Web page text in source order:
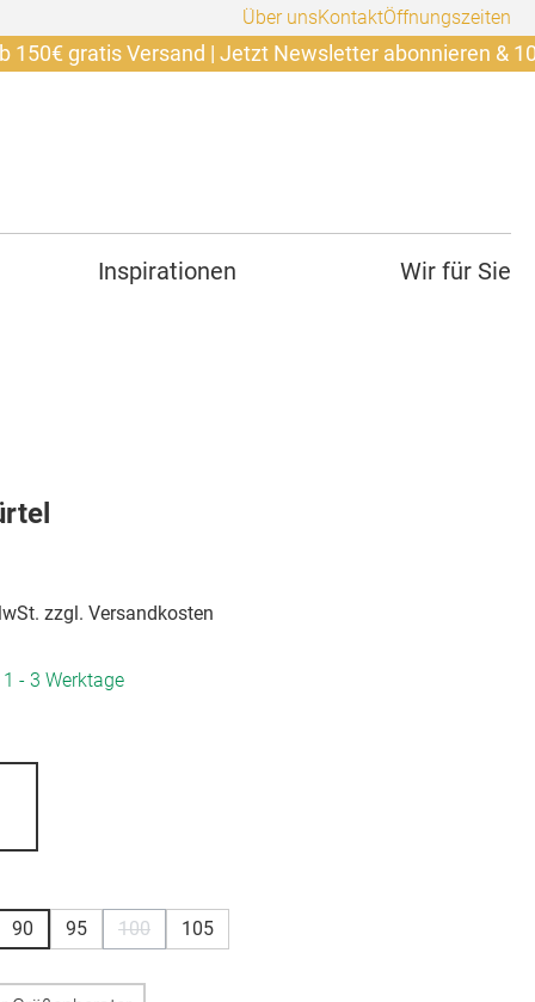
Über unsKontaktÖffnungszeiten
gratis Versand | Jetzt Newsletter abonnieren & 10€
Inspirationen Wir für Sie
zzgl. Versandkosten
- 3 Werktage
90 95 100 105